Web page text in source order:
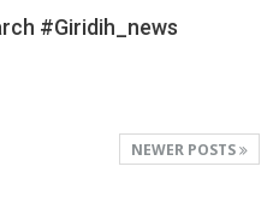
#Giridih_news
NEWER POSTS